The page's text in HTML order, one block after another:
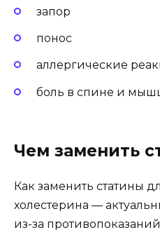
запор
понос
аллергические
боль в спине и
Чем заменить
Как заменить статины
холестерина —
из-за